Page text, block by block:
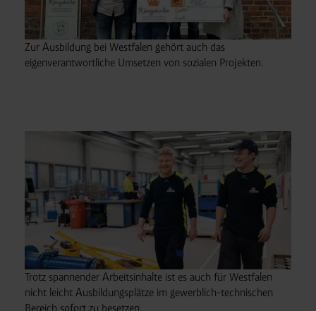
Zur Ausbildung bei Westfalen gehört auch das
eigenverantwortliche Umsetzen von sozialen Projekten.
Trotz spannender Arbeitsinhalte ist es auch für Westfalen
nicht leicht Ausbildungsplätze im gewerblich-technischen
Bereich sofort zu besetzen.